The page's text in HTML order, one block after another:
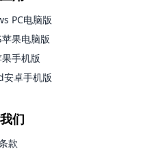
PC电脑版
果电脑版
手机版
卓手机版
们
款